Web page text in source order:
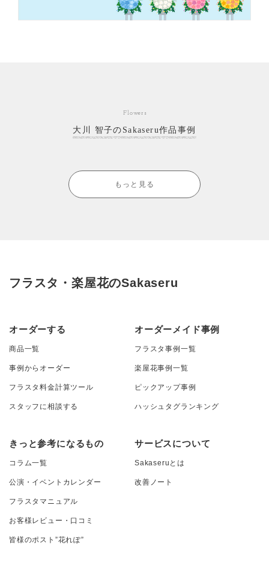
Flowers
大川 智子のSakaseru作品事例
もっと見る
フラスタ・楽屋花のSakaseru
オーダーする
商品一覧
事例からオーダー
フラスタ料金計算ツール
スタッフに相談する
オーダーメイド事例
フラスタ事例一覧
楽屋花事例一覧
ピックアップ事例
ハッシュタグランキング
きっと参考になるもの
コラム一覧
公演・イベントカレンダー
フラスタマニュアル
お客様レビュー・口コミ
皆様のポスト”花れぽ”
サービスについて
Sakaseruとは
改善ノート